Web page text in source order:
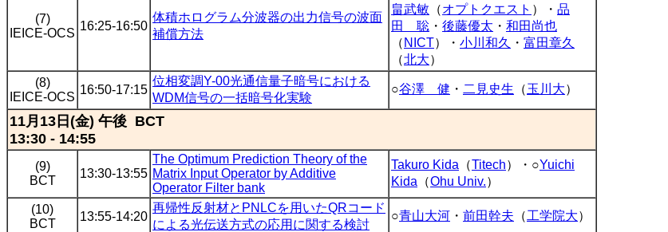
(7)
IEICE-OCS
16:25-16:50
体積ホログラム分波器の出力信号の波面
補償方法
畠武敏 （オプトクエスト ）・ 品
田 聡 ・ 後藤優太 ・ 和田尚也
（ NICT）・ 小川和久 ・ 富田章久
（北大）
(8)
IEICE-OCS
16:50-17:15
位相変調Y-00光通信量子暗号における
WDM信号の一括暗号化実験
○谷澤 健 ・ 二見史生 （玉川大）
11月13日(金) 午後 BCT
13:30 - 14:55
(9)
BCT
13:30-13:55
The Optimum Prediction Theory of the
Matrix Input Operator by Additive
Operator Filter bank
Takuro Kida （Titech）・○Yuichi
Kida （Ohu Univ.）
(10)
BCT
13:55-14:20
再帰性反射材とPNLCを用いたQRコード
による光伝送方式の応用に関する検討
○青山大河 ・ 前田幹夫 （工学院大）